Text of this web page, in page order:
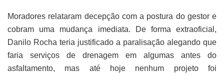
Moradores relataram decepção com a postura do gestor e
cobram uma mudança imediata. De forma extraoficial,
Danilo Rocha teria justificado a paralisação alegando que
faria serviços de drenagem em algumas antes do
asfaltamento, mas até hoje nenhum projeto foi